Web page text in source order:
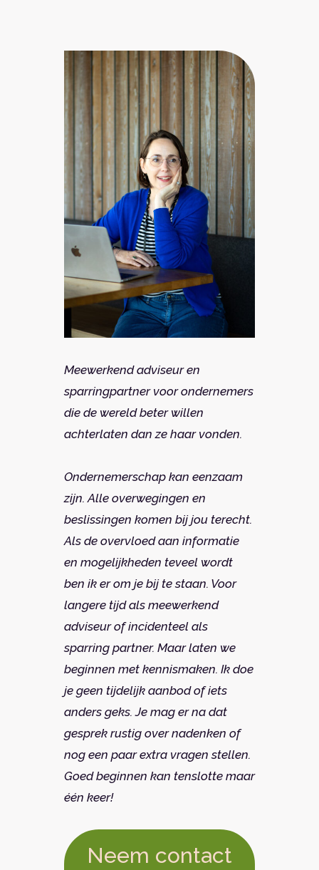
Meewerkend adviseur en
sparringpartner voor ondernemers
die de wereld beter willen
achterlaten dan ze haar vonden.
Ondernemerschap kan eenzaam
zijn. Alle overwegingen en
beslissingen komen bij jou terecht.
Als de overvloed aan informatie
en mogelijkheden teveel wordt
ben ik er om je bij te staan. Voor
langere tijd als meewerkend
adviseur of incidenteel als
sparring partner. Maar laten we
beginnen met kennismaken. Ik doe
je geen tijdelijk aanbod of iets
anders geks. Je mag er na dat
gesprek rustig over nadenken of
nog een paar extra vragen stellen.
Goed beginnen kan tenslotte maar
één keer!
Neem contact